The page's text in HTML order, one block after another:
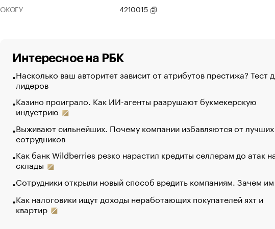
ОКОГУ
4210015
Интересное на РБК
Насколько ваш авторитет зависит от атрибутов престижа? Тест
лидеров
Казино проиграло. Как ИИ-агенты разрушают букмекерскую
индустрию
Выживают сильнейших. Почему компании избавляются от лучших
сотрудников
Как банк Wildberries резко нарастил кредиты селлерам до атак
склады
Сотрудники открыли новый способ вредить компаниям. Зачем
Как налоговики ищут доходы неработающих покупателей яхт и
квартир